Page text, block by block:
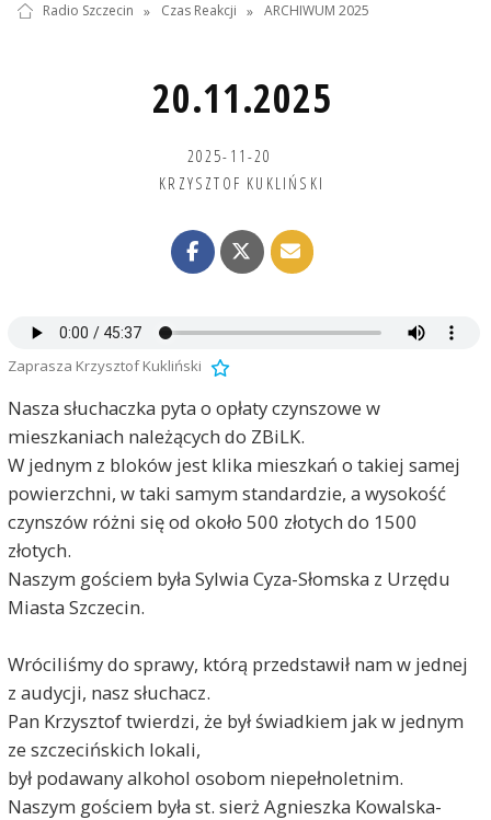
Radio Szczecin » Czas Reakcji » ARCHIWUM 2025
20.11.2025
2025-11-20
KRZYSZTOF KUKLIŃSKI
Zaprasza Krzysztof Kukliński
Nasza słuchaczka pyta o opłaty czynszowe w
mieszkaniach należących do ZBiLK.
W jednym z bloków jest klika mieszkań o takiej samej
powierzchni, w taki samym standardzie, a wysokość
czynszów różni się od około 500 złotych do 1500
złotych.
Naszym gościem była Sylwia Cyza-Słomska z Urzędu
Miasta Szczecin.
Wróciliśmy do sprawy, którą przedstawił nam w jednej
z audycji, nasz słuchacz.
Pan Krzysztof twierdzi, że był świadkiem jak w jednym
ze szczecińskich lokali,
był podawany alkohol osobom niepełnoletnim.
Naszym gościem była st. sierż Agnieszka Kowalska-